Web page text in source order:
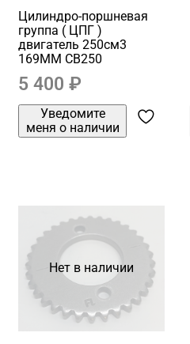
Цилиндро-поршневая
группа ( ЦПГ )
двигатель 250см3
169MM CB250
5 400 ₽
Уведомите
меня о наличии
Нет в наличии